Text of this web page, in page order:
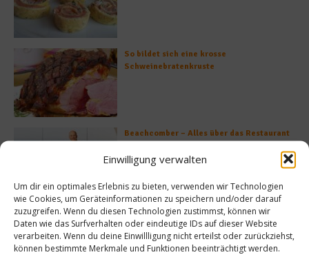
Einwilligung verwalten
Um dir ein optimales Erlebnis zu bieten, verwenden wir Technologien
wie Cookies, um Geräteinformationen zu speichern und/oder darauf
zuzugreifen. Wenn du diesen Technologien zustimmst, können wir
Daten wie das Surfverhalten oder eindeutige IDs auf dieser Website
verarbeiten. Wenn du deine Einwillligung nicht erteilst oder zurückziehst,
können bestimmte Merkmale und Funktionen beeinträchtigt werden.
So bildet sich eine krosse
Schweinebratenkruste
Beachcomber – Alles über das Restaurant
Was ist der Unterschied zwischen Limonen
und Limetten?